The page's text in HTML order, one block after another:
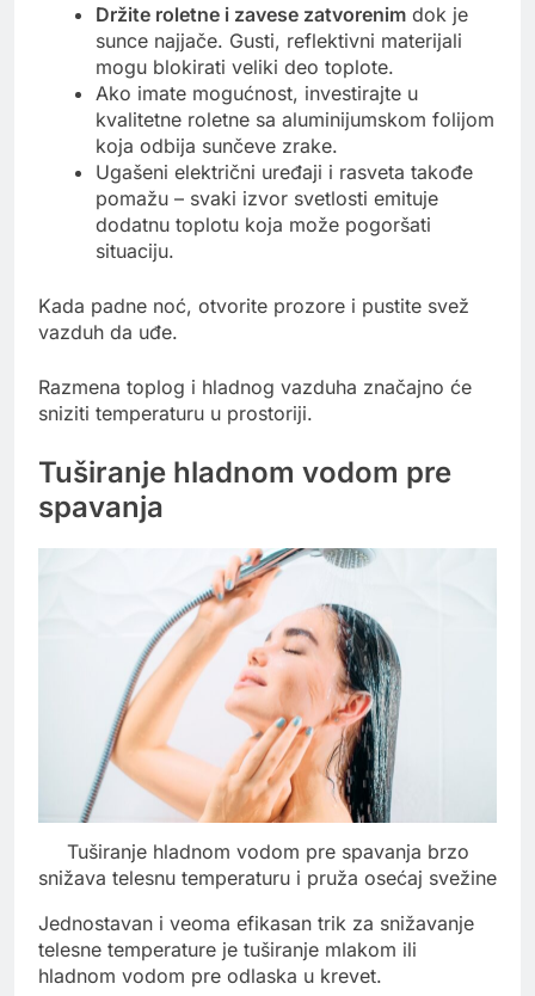
Držite roletne i zavese zatvorenim dok je
sunce najjače. Gusti, reflektivni materijali
mogu blokirati veliki deo toplote.
Ako imate mogućnost, investirajte u
kvalitetne roletne sa aluminijumskom folijom
koja odbija sunčeve zrake.
Ugašeni električni uređaji i rasveta takođe
pomažu – svaki izvor svetlosti emituje
dodatnu toplotu koja može pogoršati
situaciju.
Kada padne noć, otvorite prozore i pustite svež
vazduh da uđe.
Razmena toplog i hladnog vazduha značajno će
sniziti temperaturu u prostoriji.
Tuširanje hladnom vodom pre
spavanja
Tuširanje hladnom vodom pre spavanja brzo
snižava telesnu temperaturu i pruža osećaj svežine
Jednostavan i veoma efikasan trik za snižavanje
telesne temperature je tuširanje mlakom ili
hladnom vodom pre odlaska u krevet.